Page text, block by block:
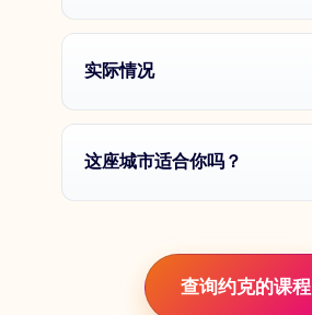
实际情况
这座城市适合你吗？
查询约克的课程